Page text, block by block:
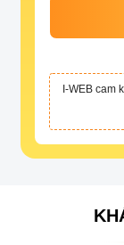
I-WEB cam